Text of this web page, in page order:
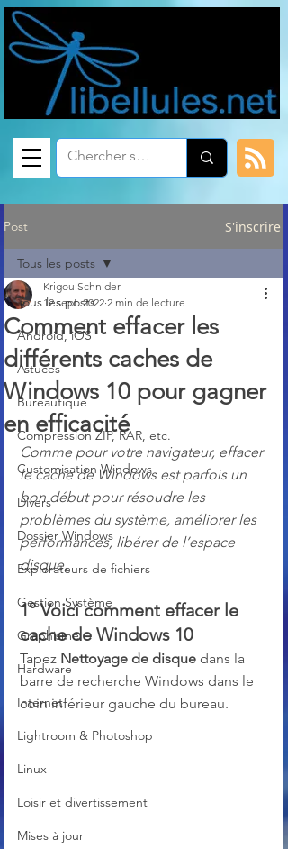
Post S'inscrire
Tous les posts
Android, iOS
Astuces
Bureautique
Compression ZIP, RAR, etc.
Customisation Windows
Divers
Dossier Windows
Explorateurs de fichiers
Gestion Système
Graphisme
Hardware
Internet
Lightroom & Photoshop
Linux
Loisir et divertissement
Mises à jour
Tous les posts
Comment effacer les
différents caches de
Windows 10 pour gagner
en efficacité
Krigou Schnider
12 sept. 2022 2 min de lecture
Comme pour votre navigateur, effacer
le cache de Windows est parfois un
bon début pour résoudre les
problèmes du système, améliorer les
performances, libérer de l’espace
disque.
1° Voici comment effacer le
cache de Windows 10
Tapez Nettoyage de disque dans la
barre de recherche Windows dans le
coin inférieur gauche du bureau.